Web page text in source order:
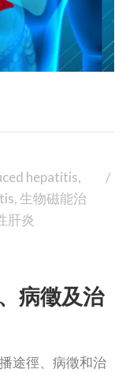
hepatitis,
, 生物磁能治
肝炎
病徵及治
途徑、病徵和治